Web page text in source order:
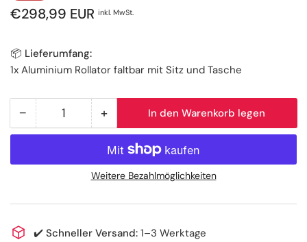
Preis
€298,99 EUR inkl. MwSt.
📦 Lieferumfang:
1x Aluminium Rollator faltbar mit Sitz und Tasche
− Menge
reduzieren
Aluminium
faltbar
Sitz
Anzahl +Menge
erhöhen
für
Aluminium
faltbar
Sitz
In den Warenkorb legen
Weitere Bezahlmöglichkeiten
✔️ Schneller Versand: 1–3 Werktage